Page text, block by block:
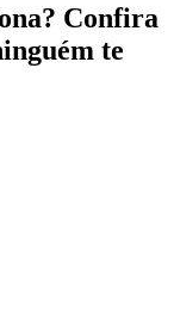
Confira
te